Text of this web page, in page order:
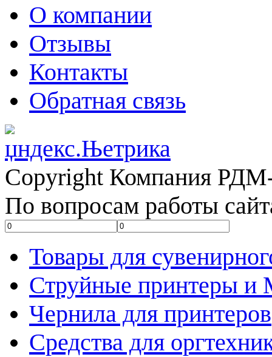
О компании
Отзывы
Контакты
Обратная связь
Copyright Компания
По вопросам работы
Товары для
Струйные принтеры
Чернила для принтеров
Средства для